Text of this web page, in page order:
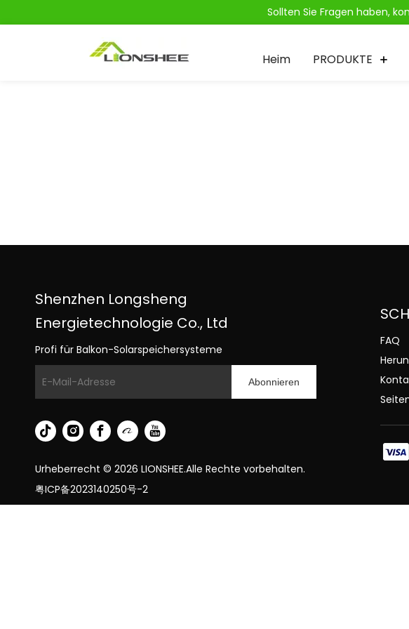
Sollten Sie Fragen haben,
Heim PRODUKTE
Shenzhen Longsheng
Energietechnologie Co., Ltd
Profi für Balkon-Solarspeichersysteme
Abonnieren
Urheberrecht © 2026 LIONSHEE.Alle Rechte vorbehalten.
粤ICP备2023140250号-2
FAQ